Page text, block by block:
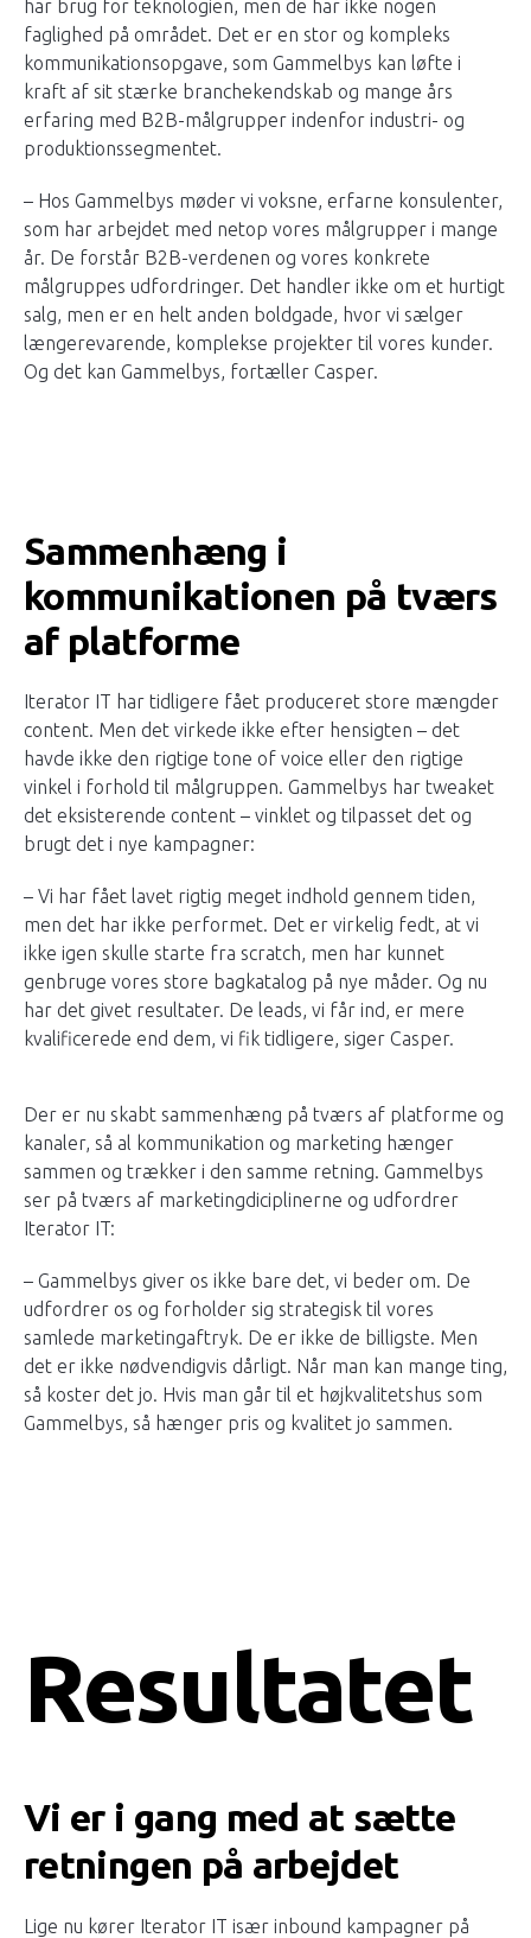
har brug for teknologien, men de har ikke nogen
faglighed på området. Det er en stor og kompleks
kommunikationsopgave, som Gammelbys kan løfte i
kraft af sit stærke branchekendskab og mange års
erfaring med B2B-målgrupper indenfor industri- og
produktionssegmentet.
– Hos Gammelbys møder vi voksne, erfarne konsulenter,
som har arbejdet med netop vores målgrupper i mange
år. De forstår B2B-verdenen og vores konkrete
målgruppes udfordringer. Det handler ikke om et hurtigt
salg, men er en helt anden boldgade, hvor vi sælger
længerevarende, komplekse projekter til vores kunder.
Og det kan Gammelbys, fortæller Casper.
Sammenhæng i
kommunikationen på tværs
af platforme
Iterator IT har tidligere fået produceret store mængder
content. Men det virkede ikke efter hensigten – det
havde ikke den rigtige tone of voice eller den rigtige
vinkel i forhold til målgruppen. Gammelbys har tweaket
det eksisterende content – vinklet og tilpasset det og
brugt det i nye kampagner:
– Vi har fået lavet rigtig meget indhold gennem tiden,
men det har ikke performet. Det er virkelig fedt, at vi
ikke igen skulle starte fra scratch, men har kunnet
genbruge vores store bagkatalog på nye måder. Og nu
har det givet resultater. De leads, vi får ind, er mere
kvalificerede end dem, vi fik tidligere, siger Casper.
Der er nu skabt sammenhæng på tværs af platforme og
kanaler, så al kommunikation og marketing hænger
sammen og trækker i den samme retning. Gammelbys
ser på tværs af marketingdiciplinerne og udfordrer
Iterator IT:
– Gammelbys giver os ikke bare det, vi beder om. De
udfordrer os og forholder sig strategisk til vores
samlede marketingaftryk. De er ikke de billigste. Men
det er ikke nødvendigvis dårligt. Når man kan mange ting,
så koster det jo. Hvis man går til et højkvalitetshus som
Gammelbys, så hænger pris og kvalitet jo sammen.
Resultatet
Vi er i gang med at sætte
retningen på arbejdet
Lige nu kører Iterator IT især inbound kampagner på